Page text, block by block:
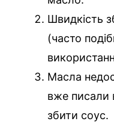
Швидкість
(часто
Масла
вже писали
збити соус.